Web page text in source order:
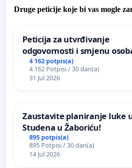
Druge peticije koje bi vas mogle
Peticija za utvrđivanje
odgovornosti i smjenu
odgovornih za incident u
Zoološkom vrtu Grada
4 162 potpis(a)
4 162 Potpisi / 30 dan(a)
31 Jul 2026
Zaustavite planiranje luke
Studena u Žaboriću!
895 potpis(a)
895 Potpisi / 30 dan(a)
14 Jul 2026